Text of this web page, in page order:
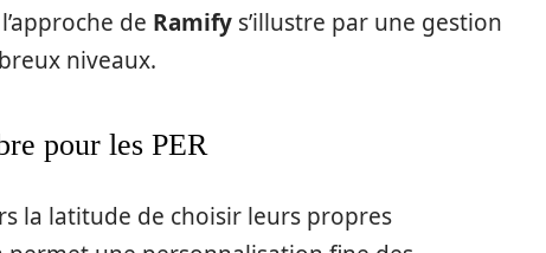
de Ramify s’illustre par une gestion
niveaux.
pour les PER
la latitude de choisir leurs propres